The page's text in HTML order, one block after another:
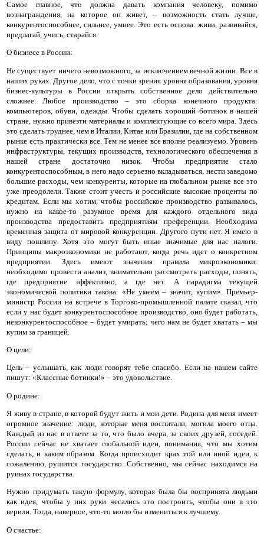
Самое главное, что должна давать компания человеку, помимо
вознаграждения, на которое он живет, – возможность стать лучше,
конкурентоспособнее, сильнее, умнее. Это есть основа: живи, развивайся,
предлагай, учись, старайся.
О бизнесе в России:
Не существует ничего невозможного, за исключением вечной жизни. Все в
наших руках. Другое дело, что с точки зрения уровня образования, уровня
бизнес-культуры в России открыть собственное дело действительно
сложнее. Любое производство – это сборка конечного продукта:
компьютеров, обуви, одежды. Чтобы сделать хороший ботинок в нашей
стране, нужно привезти материалы и комплектующие со всего мира. Здесь
это сделать труднее, чем в Италии, Китае или Бразилии, где на собственном
рынке есть практически все. Тем не менее все вполне реализуемо. Уровень
инфраструктуры, текущих производств, технологического обеспечения в
нашей стране достаточно низок. Чтобы предприятие стало
конкурентоспособным, в него надо серьезно вкладываться, нести заведомо
большие расходы, чем конкуренты, которые на глобальном рынке все это
уже преодолели. Также стоит учесть и российские высокие проценты по
кредитам. Если мы хотим, чтобы российское производство развивалось,
нужно на какое-то разумное время для каждого отдельного вида
производства предоставить предприятиям преференции. Необходима
временная защита от мировой конкуренции. Другого пути нет. Я имею в
виду пошлину. Хотя это могут быть иные значимые для нас налоги.
Принципы макроэкономики не работают, когда речь идет о конкретном
предприятии. Здесь имеют значения правила микроэкономики:
необходимо провести анализ, внимательно рассмотреть расходы, понять,
где предприятие эффективно, а где нет. А парадигма текущей
экономической политики такова: «Не умеем – значит, купим». Премьер-
министр России на встрече в Торгово-промышленной палате сказал, что
если у нас будет конкурентоспособное производство, оно будет работать,
неконкурентоспособное – будет умирать; чего нам не будет хватать – мы
купим за границей.
О цели:
Цель – услышать, как люди говорят тебе спасибо. Если на нашем сайте
пишут: «Классные ботинки!» – это удовольствие.
О родине:
Я живу в стране, в которой будут жить и мои дети. Родина для меня имеет
огромное значение: люди, которые меня воспитали, могила моего отца.
Каждый из нас в ответе за то, что было вчера, за своих друзей, соседей.
России сейчас не хватает глобальной идеи, понимания, что мы хотим
сделать, и каким образом. Когда происходит крах той или иной идеи, к
сожалению, рушится государство. Собственно, мы сейчас находимся на
руинах государства.
Нужно придумать такую формулу, которая была бы воспринята людьми
как идея, чтобы у них руки чесались это построить, чтобы они в это
верили. Тогда, наверное, что-то могло бы измениться к лучшему.
О счастье: